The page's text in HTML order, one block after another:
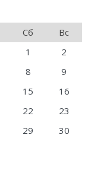
Сб
Вс
1
2
8
9
15
16
22
23
29
30